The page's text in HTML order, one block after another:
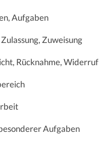
Aufgaben
Zuweisung
Rücknahme, Widerruf
Aufgaben